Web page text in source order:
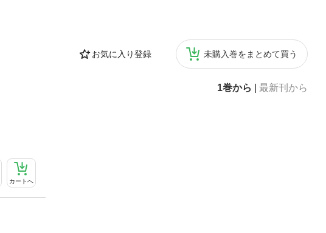
お気に入り登録 未購入巻をまとめて買う
1巻から 最新刊から
カートへ